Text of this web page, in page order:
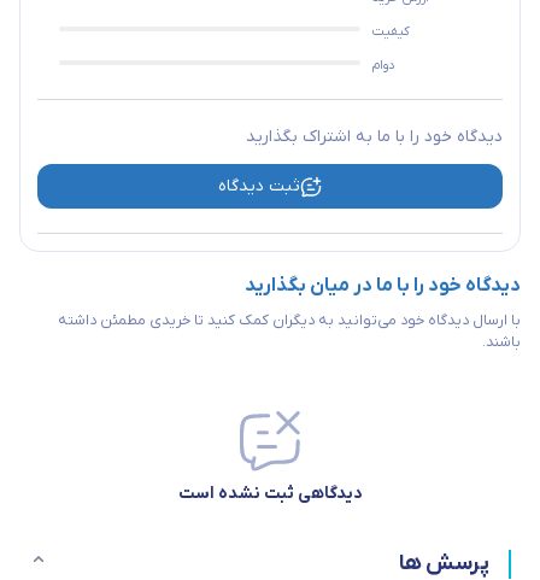
کیفیت
دوام
دیدگاه خود را با ما به اشتراک بگذارید
ثبت دیدگاه
دیدگاه خود را با ما در میان بگذارید
با ارسال دیدگاه خود می‌توانید به دیگران کمک کنید تا خریدی مطمئن داشته
باشند.
دیدگاهی ثبت نشده است
پرسش ها